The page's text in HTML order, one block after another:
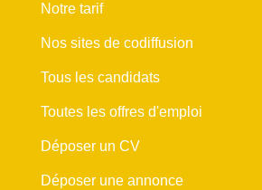
Notre tarif
Nos sites de codiffusion
Tous les candidats
Toutes les offres d'emploi
Déposer un CV
Déposer une annonce